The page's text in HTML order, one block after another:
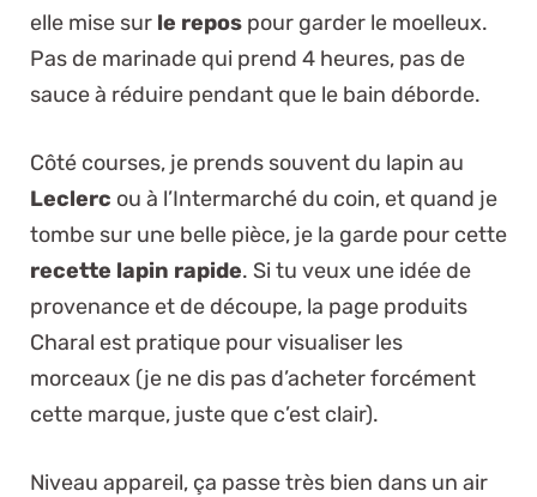
elle mise sur le repos pour garder le moelleux.
Pas de marinade qui prend 4 heures, pas de
sauce à réduire pendant que le bain déborde.
Côté courses, je prends souvent du lapin au
Leclerc ou à l’Intermarché du coin, et quand je
tombe sur une belle pièce, je la garde pour cette
recette lapin rapide. Si tu veux une idée de
provenance et de découpe, la page produits
Charal est pratique pour visualiser les
morceaux (je ne dis pas d’acheter forcément
cette marque, juste que c’est clair).
Niveau appareil, ça passe très bien dans un air